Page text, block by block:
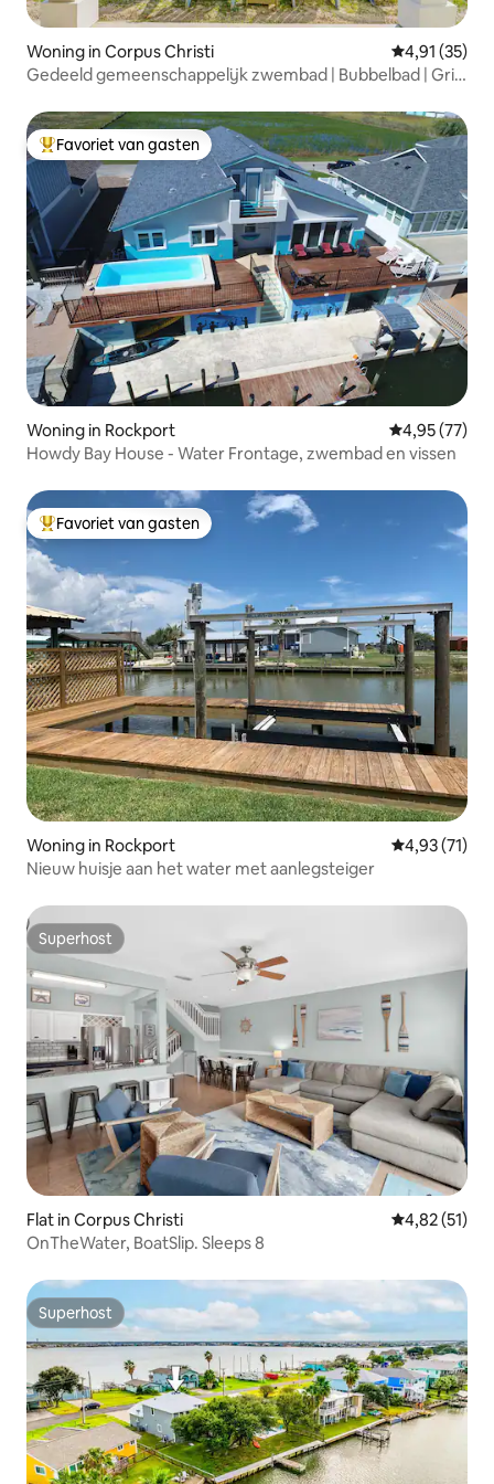
Woning in Corpus Christi Gemiddelde
4,91 (35)
Gedeeld gemeenschappelijk zwembad | Bubbelbad | Grill
Topfavoriet van gasten
Favoriet van gasten
Woning in Rockport Gemiddelde
4,95 (77)
Howdy Bay House - Water Frontage, zwembad en vissen
Topfavoriet van gasten
Favoriet van gasten
Woning in Rockport Gemiddelde
4,93 (71)
Nieuw huisje aan het water met aanlegsteiger
Superhost
Superhost
Flat in Corpus Christi Gemiddelde
4,82 (51)
OnTheWater, BoatSlip. Sleeps 8
Superhost
Superhost